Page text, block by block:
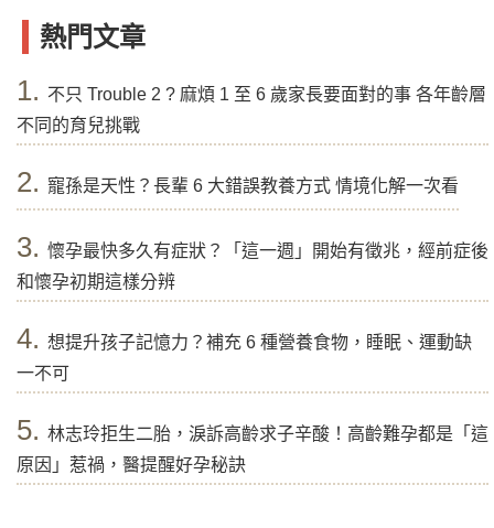
熱門文章
1. 不只 Trouble 2 ? 麻煩 1 至 6 歲家長要面對的事 各年齡層
不同的育兒挑戰
2. 寵孫是天性？長輩 6 大錯誤教養方式 情境化解一次看
3. 懷孕最快多久有症狀？「這一週」開始有徵兆，經前症後
和懷孕初期這樣分辨
4. 想提升孩子記憶力？補充 6 種營養食物，睡眠、運動缺
一不可
5. 林志玲拒生二胎，淚訴高齡求子辛酸！高齡難孕都是「這
原因」惹禍，醫提醒好孕秘訣